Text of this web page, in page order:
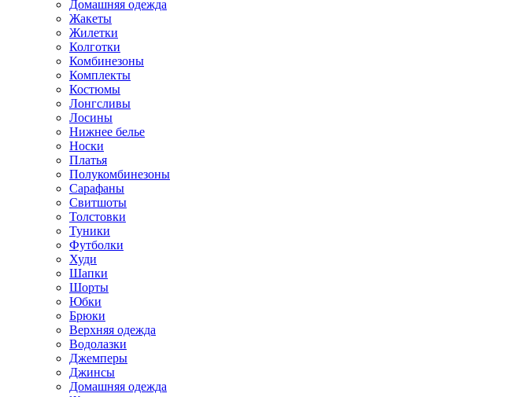
Домашняя одежда
Жакеты
Жилетки
Колготки
Комбинезоны
Комплекты
Костюмы
Лонгсливы
Лосины
Нижнее белье
Носки
Платья
Полукомбинезоны
Сарафаны
Свитшоты
Толстовки
Туники
Футболки
Худи
Шапки
Шорты
Юбки
Брюки
Верхняя одежда
Водолазки
Джемперы
Джинсы
Домашняя одежда